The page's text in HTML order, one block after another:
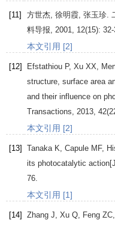
[11] 方世杰 徐明霞 张玉珍 .
料导报
2001 12(15): 32-
本文引用 [2]
[12] Efstathiou P, Xu XX
structure, surface area
and their influence on
Transactions
2013 42
本文引用 [2]
[13] Tanaka K Capule MF,
its photocatalytic
76.
本文引用 [1]
[14] Zhang J Xu Q Feng ZC